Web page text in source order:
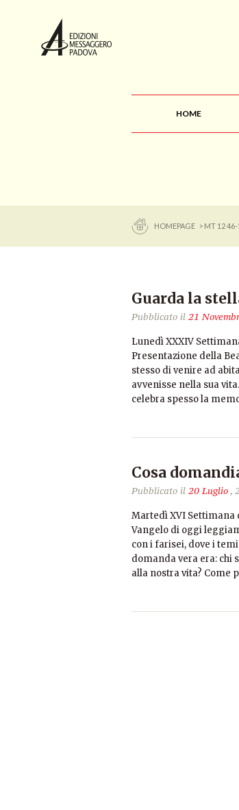
HOME
HOMEPAGE > MT 12
Guarda la
Pubblicato il 21
Lunedì XXXIV
Presentazione della
stesso di venire ad
avvenisse nella sua
celebra spesso la
Cosa
Pubblicato il 20 Luglio,
Martedì XVI Settimana
Vangelo di oggi
con i farisei, dove i
domanda vera era: chi
alla nostra vita? Come